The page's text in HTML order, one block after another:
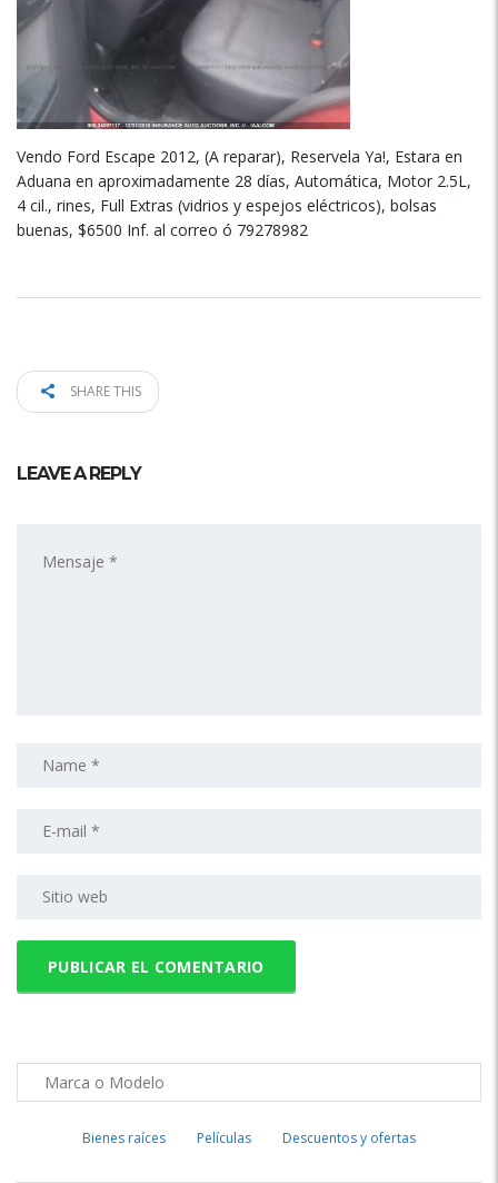
Vendo Ford Escape 2012, (A reparar), Reservela Ya!, Estara en
Aduana en aproximadamente 28 días, Automática, Motor 2.5L,
4 cil., rines, Full Extras (vidrios y espejos eléctricos), bolsas
buenas, $6500 Inf. al correo ó 79278982
SHARE THIS
LEAVE A REPLY
Bienes raíces Películas Descuentos y ofertas